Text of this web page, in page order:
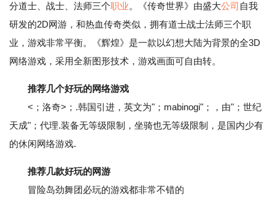
分道士、战士、法师三个职业。《传奇世界》由盛大公司 自我
研发的2D网游，和热血传奇类似，拥有道士战士法师三个职
业，游戏非常平衡。《辉煌》是一款以幻想大陆为背景的全3D
网络游戏，采用全新图形技术，游戏画面可自由转。
推荐几个好玩的网络游戏
<；洛奇>；.韩国引进，英文为"；mabinogi"；，由"；世纪
天成"；代理.装备无等级限制，坐骑也无等级限制，是国内少有
的休闲网络游戏.
推荐几款好玩的网游
冒险岛劲舞团必玩的游戏都非常不错的